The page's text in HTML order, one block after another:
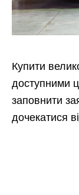
Купити
доступними
заповнити
дочекатися